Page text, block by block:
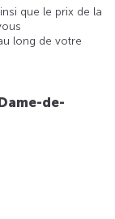
que le prix de la
long de votre
de-